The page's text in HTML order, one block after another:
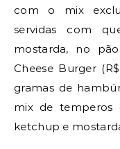
com o mix
servidas com
mostarda, no
Cheese Burger
gramas de
mix de temperos
ketchup e